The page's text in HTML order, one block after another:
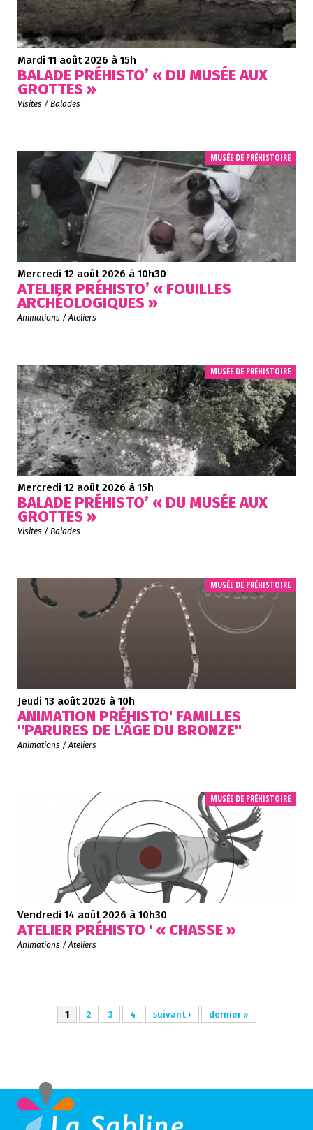
Mardi 11 août 2026 à 15h
BALADE PRÉHISTO’ « DU MUSÉE AUX
GROTTES »
Visites / Balades
MUSÉE DE PRÉHISTOIRE
Mercredi 12 août 2026 à 10h30
ATELIER PRÉHISTO’ « FOUILLES
ARCHÉOLOGIQUES »
Animations / Ateliers
MUSÉE DE PRÉHISTOIRE
Mercredi 12 août 2026 à 15h
BALADE PRÉHISTO’ « DU MUSÉE AUX
GROTTES »
Visites / Balades
MUSÉE DE PRÉHISTOIRE
Jeudi 13 août 2026 à 10h
ANIMATION PRÉHISTO' FAMILLES
"PARURES DE L'ÂGE DU BRONZE"
Animations / Ateliers
MUSÉE DE PRÉHISTOIRE
Vendredi 14 août 2026 à 10h30
ATELIER PRÉHISTO ' « CHASSE »
Animations / Ateliers
1 2 3 4 suivant › dernier »